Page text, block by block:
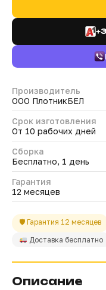
Производитель
ООО ПлотникБЕЛ
Срок изготовления
От 10 рабочих дней
Сборка
Бесплатно, 1 день
Гарантия
12 месяцев
🛡 Гарантия 12 месяцев
Доставка бесплатно
Описание